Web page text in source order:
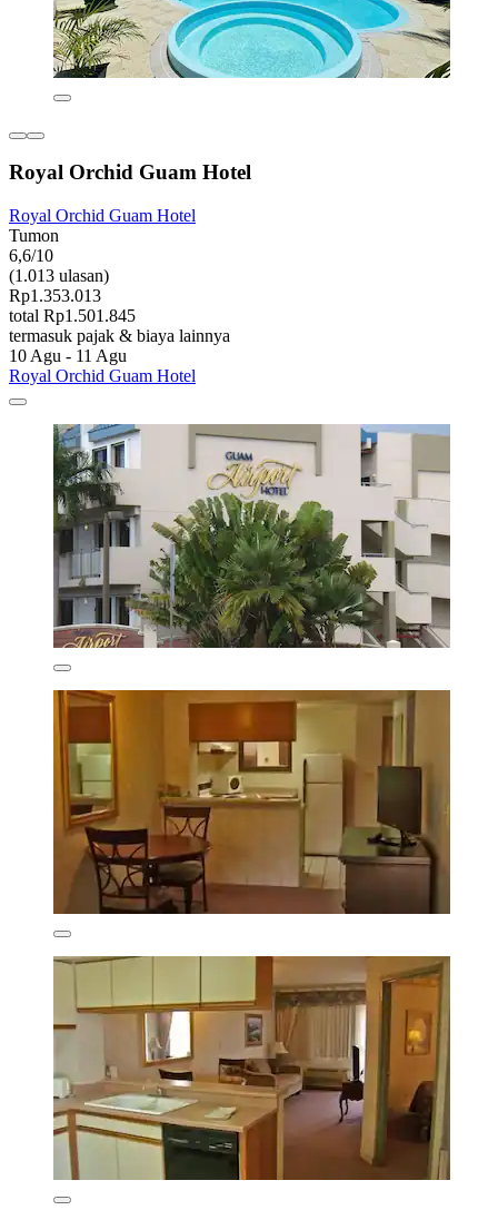
Royal Orchid Guam Hotel
Royal Orchid Guam Hotel
Tumon
6,6/10
(1.013 ulasan)
Rp1.353.013
total Rp1.501.845
termasuk pajak & biaya lainnya
10 Agu - 11 Agu
Royal Orchid Guam Hotel